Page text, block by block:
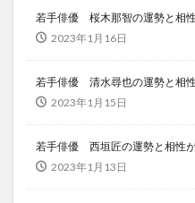
若手俳優 桜木那智の運勢と相
2023年1月16日
若手俳優 清水尋也の運勢と相
2023年1月15日
若手俳優 西垣匠の運勢と相性
2023年1月13日